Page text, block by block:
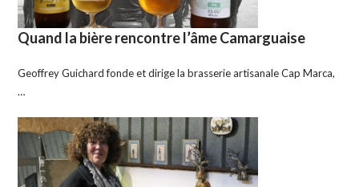
Quand la bière rencontre l’âme Camarguaise
Geoffrey Guichard fonde et dirige la brasserie artisanale Cap Marca,
…